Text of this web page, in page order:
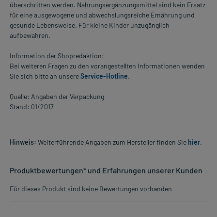
überschritten werden. Nahrungsergänzungsmittel sind kein Ersatz
für eine ausgewogene und abwechslungsreiche Ernährung und
gesunde Lebensweise. Für kleine Kinder unzugänglich
aufbewahren.
Information der Shopredaktion:
Bei weiteren Fragen zu den vorangestellten Informationen wenden
Sie sich bitte an unsereService-Hotline.
Quelle: Angaben der Verpackung
Stand: 01/2017
Hinweis: Weiterführende Angaben zum Hersteller finden Sie hier.
Produktbewertungen* und Erfahrungen unserer Kunden
Für dieses Produkt sind keine Bewertungen vorhanden